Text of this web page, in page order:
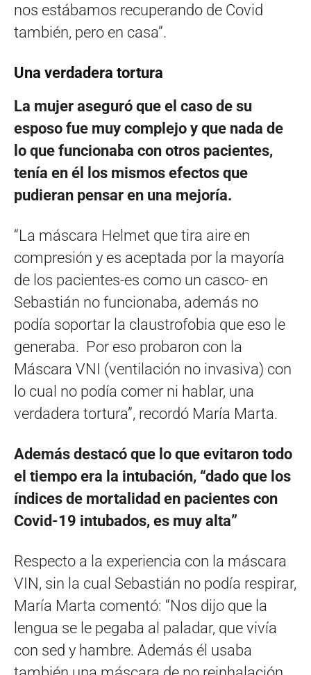
nos estábamos recuperando de Covid
también, pero en casa”.
Una verdadera tortura
La mujer aseguró que el caso de su
esposo fue muy complejo y que nada de
lo que funcionaba con otros pacientes,
tenía en él los mismos efectos que
pudieran pensar en una mejoría.
“La máscara Helmet que tira aire en
compresión y es aceptada por la mayoría
de los pacientes-es como un casco- en
Sebastián no funcionaba, además no
podía soportar la claustrofobia que eso le
generaba. Por eso probaron con la
Máscara VNI (ventilación no invasiva) con
lo cual no podía comer ni hablar, una
verdadera tortura”, recordó María Marta.
Además destacó que lo que evitaron todo
el tiempo era la intubación, “dado que los
índices de mortalidad en pacientes con
Covid-19 intubados, es muy alta”
Respecto a la experiencia con la máscara
VIN, sin la cual Sebastián no podía respirar,
María Marta comentó: “Nos dijo que la
lengua se le pegaba al paladar, que vivía
con sed y hambre. Además él usaba